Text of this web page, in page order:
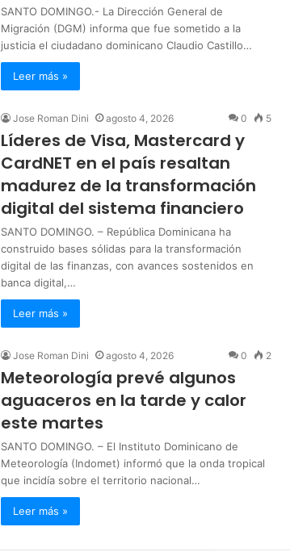
SANTO DOMINGO.- La Dirección General de
Migración (DGM) informa que fue sometido a la
justicia el ciudadano dominicano Claudio Castillo…
Leer más »
Jose Roman Dini agosto 4, 2026 0 5
Líderes de Visa, Mastercard y
CardNET en el país resaltan
madurez de la transformación
digital del sistema financiero
SANTO DOMINGO. – República Dominicana ha
construido bases sólidas para la transformación
digital de las finanzas, con avances sostenidos en
banca digital,…
Leer más »
Jose Roman Dini agosto 4, 2026 0 2
Meteorología prevé algunos
aguaceros en la tarde y calor
este martes
SANTO DOMINGO. – El Instituto Dominicano de
Meteorología (Indomet) informó que la onda tropical
que incidía sobre el territorio nacional…
Leer más »